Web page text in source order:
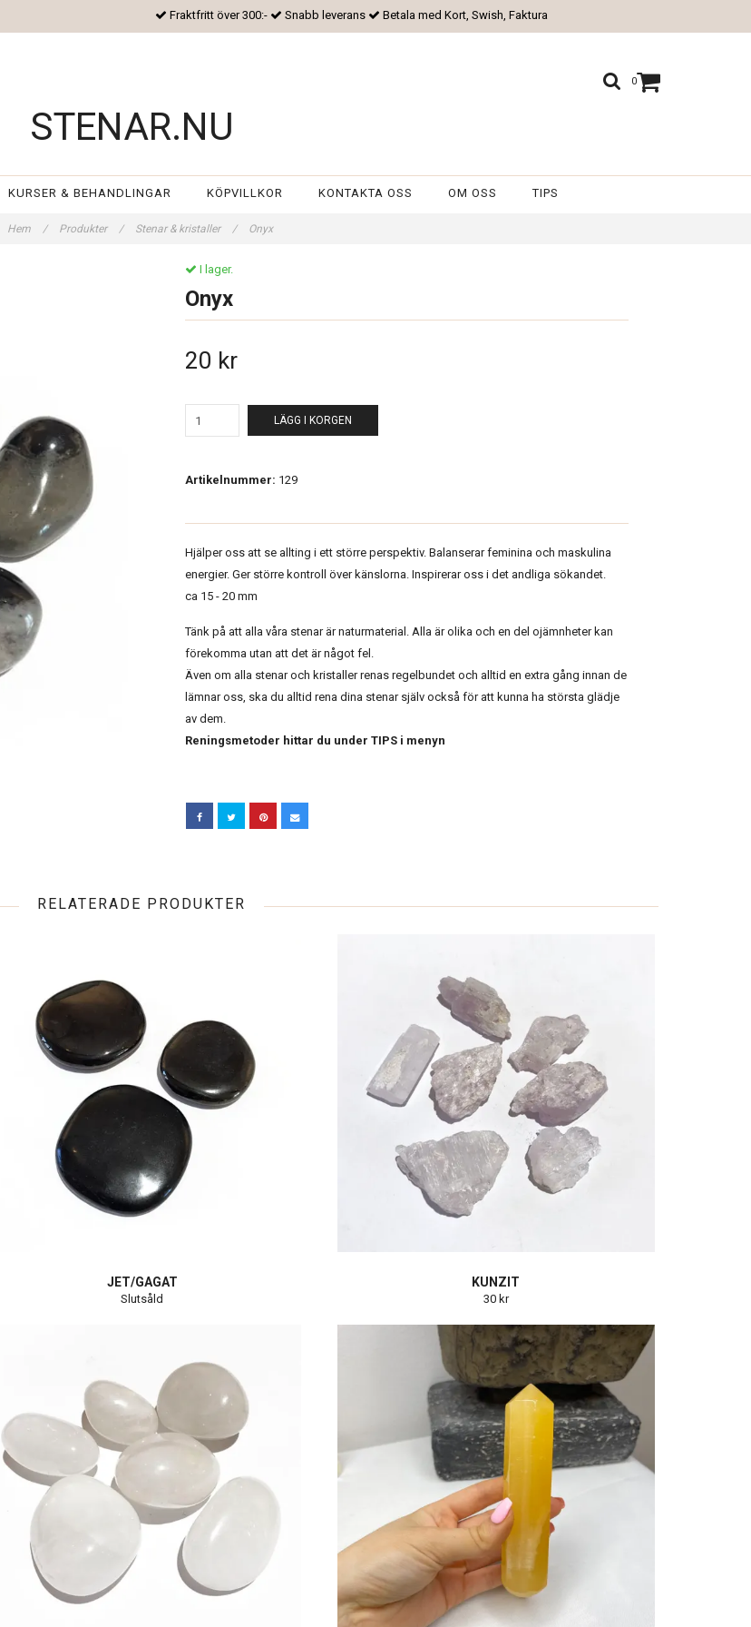
Fraktfritt över 300:- Snabb leverans Betala med Kort, Swish, Faktura
0
STENAR.NU
KURSER & BEHANDLINGAR KÖPVILLKOR KONTAKTA OSS OM OSS TIPS
Hem / Produkter / Stenar & kristaller / Onyx
I lager.
Onyx
20 kr
LÄGG I KORGEN
Artikelnummer: 129
Hjälper oss att se allting i ett större perspektiv. Balanserar feminina och maskulina
energier. Ger större kontroll över känslorna. Inspirerar oss i det andliga sökandet.
ca 15 - 20 mm
Tänk på att alla våra stenar är naturmaterial. Alla är olika och en del ojämnheter kan
förekomma utan att det är något fel.
Även om alla stenar och kristaller renas regelbundet och alltid en extra gång innan de
lämnar oss, ska du alltid rena dina stenar själv också för att kunna ha största glädje
av dem.
Reningsmetoder hittar du under TIPS i menyn
RELATERADE PRODUKTER
JET/GAGAT
Slutsåld
KUNZIT
30 kr